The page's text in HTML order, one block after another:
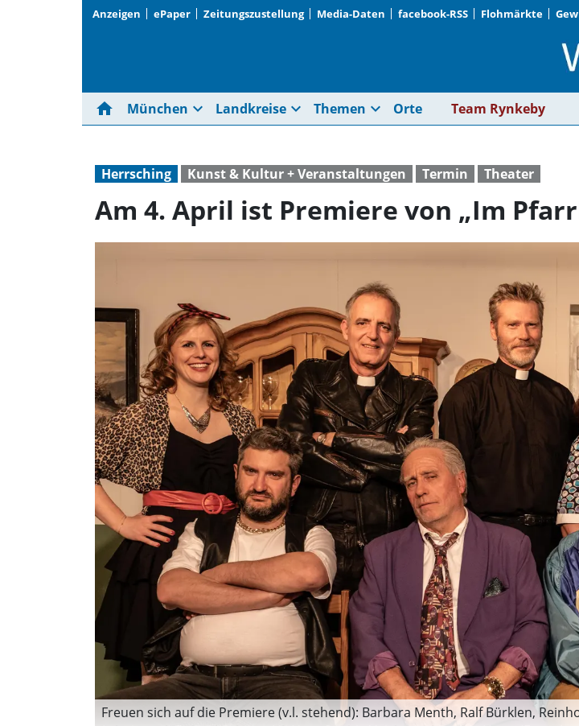
Anzeigen ePaper Zeitungszustellung Media-Daten facebook-RSS Flohmärkte
Am 4. April
home München expand_more Landkreise expand_more Themen expand_more Orte Team Rynkeby
Herrsching Kunst & Kultur + Veranstaltungen Termin Theater
Am 4. April ist Premiere von „Im
Freuen sich auf die Premiere (v.l. stehend): Barbara Menth, Ralf Bürklen,